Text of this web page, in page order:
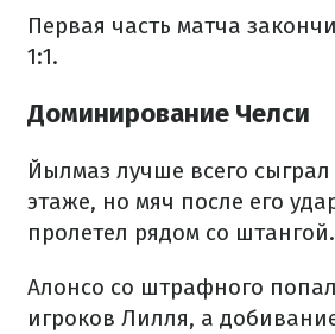
Первая часть матча
1:1.
Доминирование Челси
Йылмаз лучше всего
этаже, но мяч после его
пролетел рядом со штангой.
Алонсо со штрафного
игроков Лилля, а